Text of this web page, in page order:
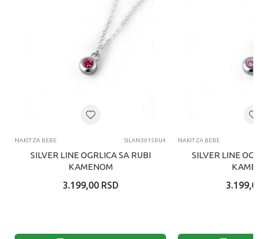
NAKIT ZA BEBE SILAN3915RU4
SILVER LINE OGRLICA SA RUBI
KAMENOM
3.199,00 RSD
NAKIT ZA BEBE
SILVER LINE
3.199,00